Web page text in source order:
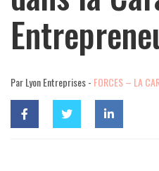
Par Lyon Entreprises - FORCES – LA